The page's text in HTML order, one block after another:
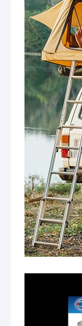
Macchina
Elettrodi di
Estrattore
Macchina
servizio post-
vendita
perfetto, in
modo da non
avere
preoccupazioni.